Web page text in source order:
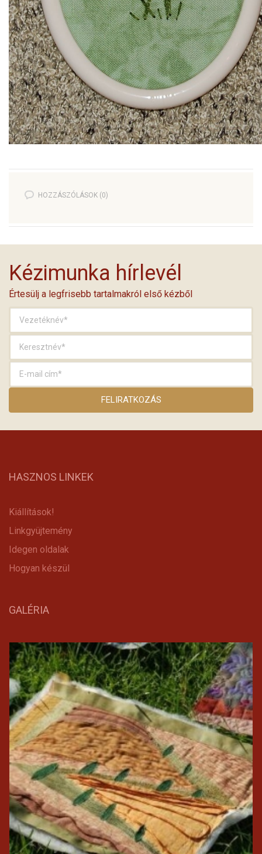
HOZZÁSZÓLÁSOK (0)
Kézimunka hírlevél
Értesülj a legfrisebb tartalmakról első kézből
HASZNOS LINKEK
Kiállítások!
Linkgyüjtemény
Idegen oldalak
Hogyan készül
GALÉRIA